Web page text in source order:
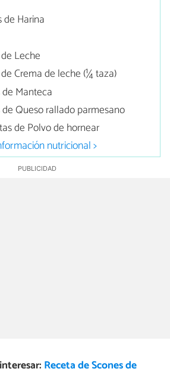
Harina
Leche
Crema de leche (¼ taza)
Manteca
Queso rallado parmesano
de Polvo de hornear
nutricional >
Receta de Scones de